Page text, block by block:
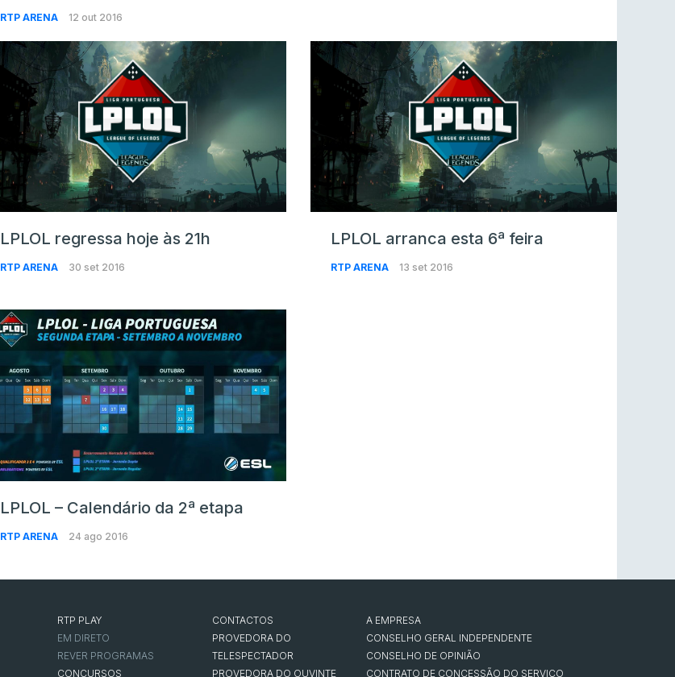
RTP ARENA 12 out 2016
LPLOL regressa hoje às 21h
RTP ARENA 30 set 2016
LPLOL arranca esta 6ª feira
RTP ARENA 13 set 2016
LPLOL – Calendário da 2ª etapa
RTP ARENA 24 ago 2016
RTP PLAY
EM DIRETO
REVER PROGRAMAS
CONCURSOS
CONTACTOS
PROVEDORA DO
TELESPECTADOR
PROVEDORA DO OUVINTE
A EMPRESA
CONSELHO GERAL INDEPENDENTE
CONSELHO DE OPINIÃO
CONTRATO DE CONCESSÃO DO SERVIÇO